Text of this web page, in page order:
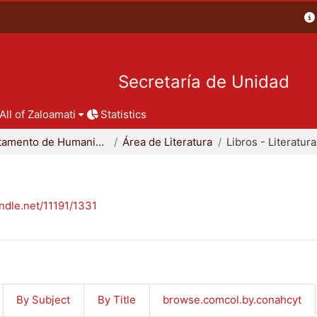
Secretaría de Unidad
All of Zaloamati Statistics
Departamento de Humanidades Área de Literatura Libros - Literatura
11191/1331
By Subject By Title browse.comcol.by.conahcyt